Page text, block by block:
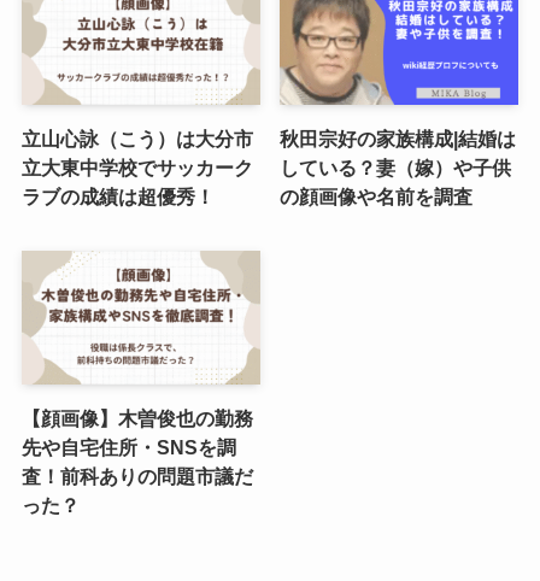
立山心詠（こう）は大分市
立大東中学校でサッカーク
ラブの成績は超優秀！
秋田宗好の家族構成|結婚は
している？妻（嫁）や子供
の顔画像や名前を調査
【顔画像】木曽俊也の勤務
先や自宅住所・SNSを調
査！前科ありの問題市議だ
った？